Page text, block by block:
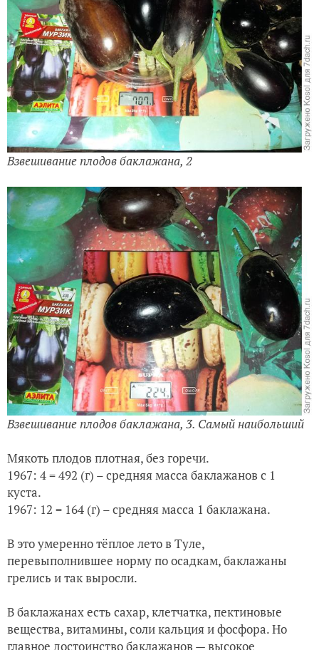
Взвешивание плодов баклажана, 2
Взвешивание плодов баклажана, 3. Самый наибольший
Мякоть плодов плотная, без горечи.
1967: 4 = 492 (г) – средняя масса баклажанов с 1
куста.
1967: 12 = 164 (г) – средняя масса 1 баклажана.
В это умеренно тёплое лето в Туле,
перевыполнившее норму по осадкам, баклажаны
грелись и так выросли.
В баклажанах есть сахар, клетчатка, пектиновые
вещества, витамины, соли кальция и фосфора. Но
главное достоинство баклажанов — высокое